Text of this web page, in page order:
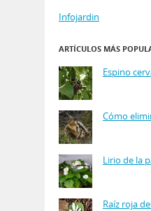
Infojardin
ARTÍCULOS MÁS
Espino
Cómo
Lirio de la
Raíz roja